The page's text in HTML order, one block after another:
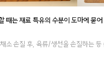
때는 재료 특유의 수분이 도마에 묻
소 손질 후, 육류/생선을 손질하는